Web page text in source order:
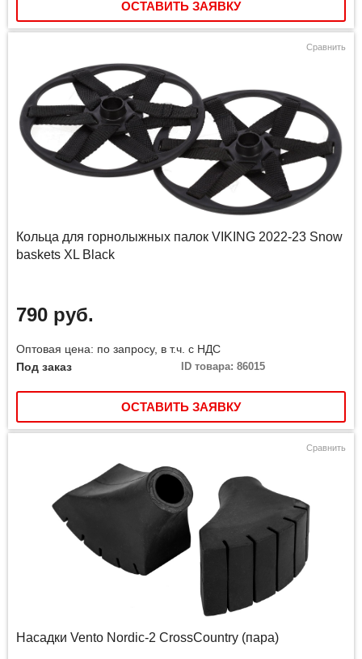
ОСТАВИТЬ ЗАЯВКУ
Сравнить
Кольца для горнолыжных палок VIKING 2022-23 Snow
baskets XL Black
790 руб.
Оптовая цена: по запросу, в т.ч. с НДС
Под заказ
ID товара: 86015
ОСТАВИТЬ ЗАЯВКУ
Сравнить
Насадки Vento Nordic-2 CrossCountry (пара)